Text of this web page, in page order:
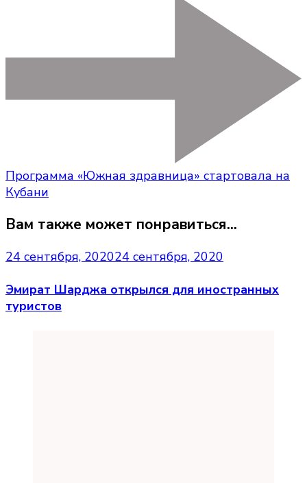
Программа «Южная здравница» стартовала на
Кубани
Вам также может понравиться...
24 сентября, 202024 сентября, 2020
Эмират Шарджа открылся для иностранных
туристов